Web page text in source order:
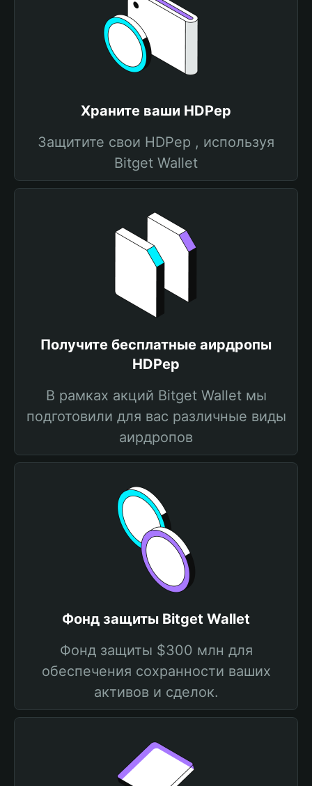
Храните ваши HDPep
Защитите свои HDPep , используя
Bitget Wallet
Получите бесплатные аирдропы
HDPep
В рамках акций Bitget Wallet мы
подготовили для вас различные виды
аирдропов
Фонд защиты Bitget Wallet
Фонд защиты $300 млн для
обеспечения сохранности ваших
активов и сделок.